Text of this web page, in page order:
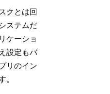
クとは回
ステムだ
ケーショ
設定もバ
リのイン
。